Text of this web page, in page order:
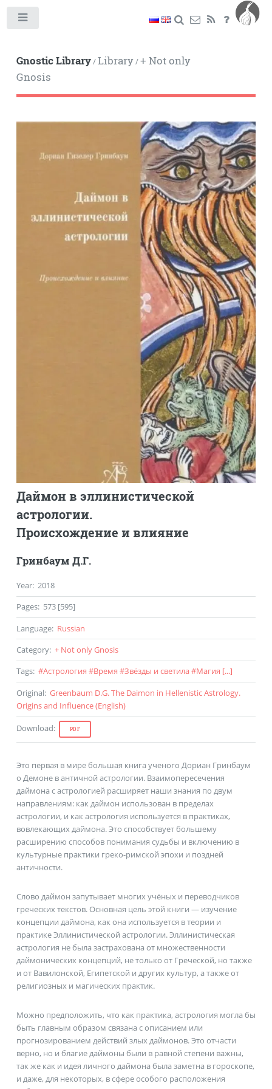
Gnostic Library/Library/+ Not only
Gnosis
Даймон в эллинистической
астрологии.
Происхождение и влияние
Гринбаум Д.Г.
Year: 2018
Pages: 573 [595]
Language: Russian
Category: + Not only Gnosis
Tags: #Астрология #Время #Звёзды и светила#Магия [...]
Original: Greenbaum D.G. The Daimon in Hellenistic Astrology.
Origins and Influence (English)
Download: PDF
Это первая в мире большая книга ученого Дориан Гринбаум
о Демоне в античной астрологии. Взаимопересечения
даймона с астрологией расширяет наши знания по двум
направлениям: как даймон использован в пределах
астрологии, и как астрология используется в практиках,
вовлекающих даймона. Это способствует большему
расширению способов понимания судьбы и включению в
культурные практики греко-римской эпохи и поздней
античности.
Слово даймон запутывает многих учёных и переводчиков
греческих текстов. Основная цель этой книги — изучение
концепции даймона, как она используется в теории и
практике Эллинистической астрологии. Эллинистическая
астрология не была застрахована от множественности
даймонических концепций, не только от Греческой, но также
и от Вавилонской, Египетской и других культур, а также от
религиозных и магических практик.
Можно предположить, что как практика, астрология могла бы
быть главным образом связана с описанием или
прогнозированием действий злых даймонов. Это отчасти
верно, но и благие даймоны были в равной степени важны,
так же как и идея личного даймона была заметна в гороскопе,
и даже, для некоторых, в сфере особого расположения